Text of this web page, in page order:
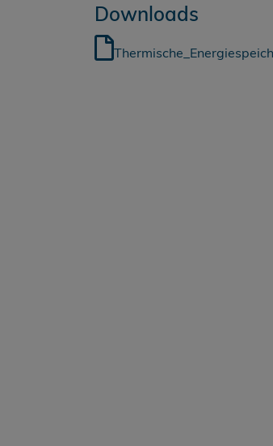
Downloads